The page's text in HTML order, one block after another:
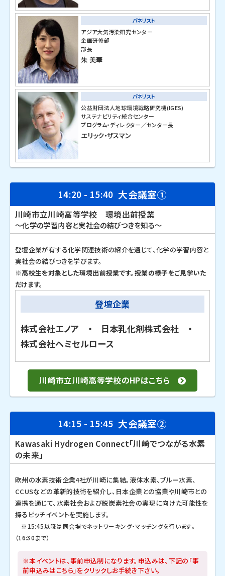
パネリスト
アジア大気汚染研究センター
企画研修部
部長
朱 美華
パネリスト
公益財団法人地球環境戦略研究機(IGES)
サステナビリティ統合センター
プログラム・ディレクター／センター長
エリック・ザスマン
14:20 - 15:40 大会議室①
川崎市立川崎高等学校 環境出前授業
～化学の学習内容と実社会の結びつきを知る～
登壇企業が有する化学関連技術の紹介を通じて、化学の学習内容と
実社会の結びつきを学びます。
※高校生を対象とした環境出前授業です。授業の様子をご見学いた
だけます。
登壇企業
株式会社エノア ・ 日本乳化剤株式会社 ・
株式会社ヘミセルロース
川崎市立川崎高等学校のHPはこちら
14:15 - 15:45 大会議室②
Kawasaki Hydrogen Connect「川崎でつながる水素
の未来」
欧州の水素技術企業4社が川崎に集結。液体水素、ブルー水素、
CCUSなどの革新的技術を紹介し、日本企業との協業や川崎市との
連携を通じて、水素社会および脱炭素社会の実現に向けた可能性を
探るピッチイベントを実施します。
※15:45以降は同会場でネットワーキング・マッチングを行います。
（16:30まで）
※本イベントは、事前申込制になります。申込みは、下記の「事
前申込みはこちら」をクリックしお手続き下さい。